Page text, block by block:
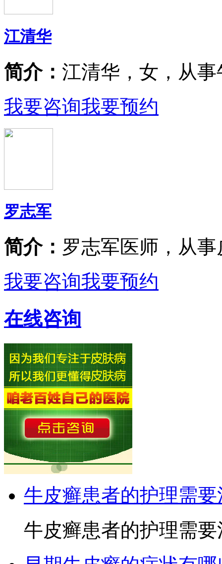
江清华
简介： 江清华，女，从事
我要咨询我要预约
罗志军
简介： 罗志军医师，从事
我要咨询我要预约
在线咨询
牛皮癣患者的护理需要
牛皮癣患者的护理需